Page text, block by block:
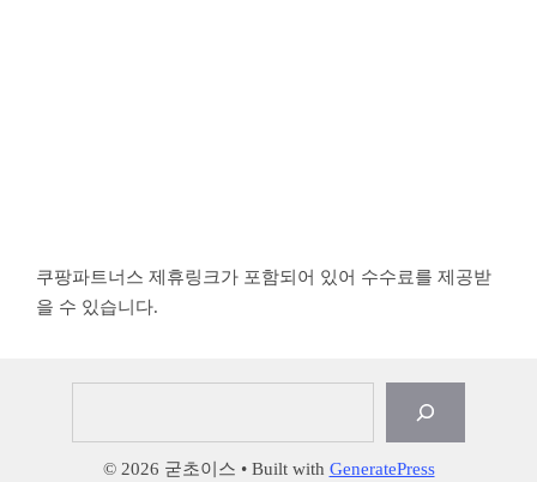
쿠팡파트너스 제휴링크가 포함되어 있어 수수료를 제공받
을 수 있습니다.
© 2026 굳초이스 • Built with GeneratePress